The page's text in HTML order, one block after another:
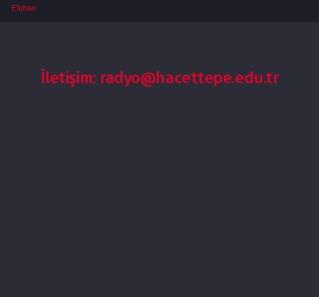
Efehan
İletişim: radyo@hacettepe.edu.tr